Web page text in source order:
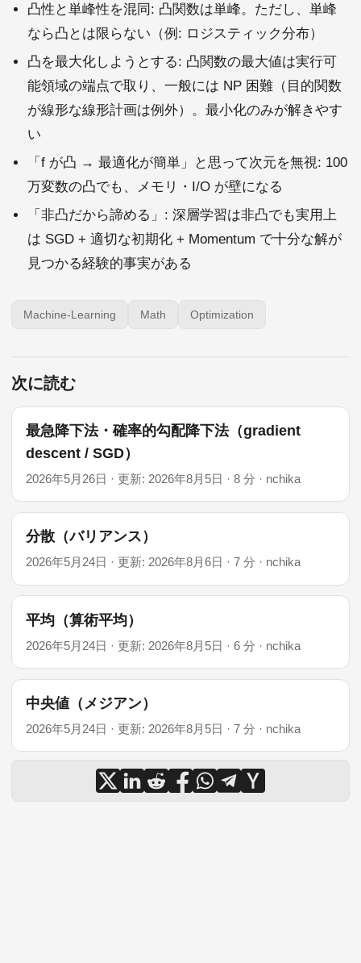
凸性と単峰性を混同: 凸関数は単峰。ただし、単峰
なら凸とは限らない（例: ロジスティック分布）
凸を最大化しようとする: 凸関数の最大値は実行可
能領域の端点で取り、一般には NP 困難（目的関数
が線形な線形計画は例外）。最小化のみが解きやす
い
「f が凸 → 最適化が簡単」と思って次元を無視: 100
万変数の凸でも、メモリ・I/O が壁になる
「非凸だから諦める」: 深層学習は非凸でも実用上
は SGD + 適切な初期化 + Momentum で十分な解が
見つかる経験的事実がある
Machine-Learning Math Optimization
次に読む
最急降下法・確率的勾配降下法（gradient
descent / SGD）
2026年5月26日 · 更新: 2026年8月5日 · 8 分 · nchika
分散（バリアンス）
2026年5月24日 · 更新: 2026年8月6日 · 7 分 · nchika
平均（算術平均）
2026年5月24日 · 更新: 2026年8月5日 · 6 分 · nchika
中央値（メジアン）
2026年5月24日 · 更新: 2026年8月5日 · 7 分 · nchika